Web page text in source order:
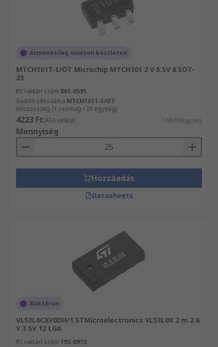
Átmenetileg nincsen készleten
MTCH101T-I/OT Microchip MTCH101 2 V 5.5V 6 SOT-
23
RS raktári szám 861-0591
Gyártó cikkszáma MTCH101T-I/OT
Részösszeg (1 csomag / 25 egység)
4223 Ft(ÁFA nélkül) 169 Ft/egység
Mennyiség
Hozzáadás
Datasheets
Raktáron
VL53L0CXV0DH/1 STMicroelectronics VL53L0X 2 m 2.6
V 3.5V 12 LGA
RS raktári szám 192-0973